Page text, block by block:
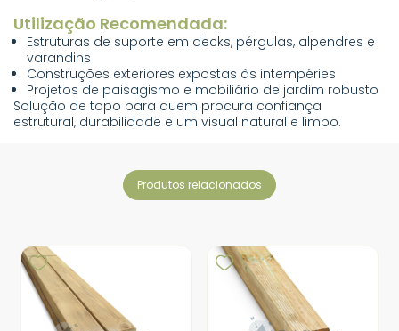
Utilização Recomendada:
Estruturas de suporte em decks, pérgulas, alpendres e
varandins
Construções exteriores expostas às intempéries
Projetos de paisagismo e mobiliário de jardim robusto
Solução de topo para quem procura confiança
estrutural, durabilidade e um visual natural e limpo.
produtos relacionados